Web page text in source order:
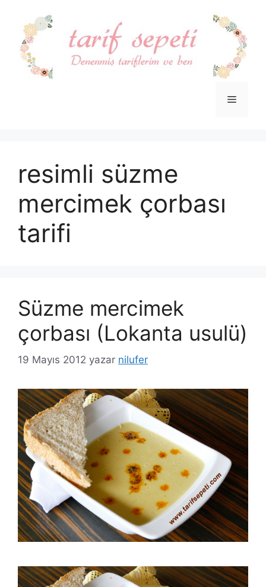
Menü
resimli süzme
mercimek çorbası
tarifi
Süzme mercimek
çorbası (Lokanta usulü)
19 Mayıs 2012 yazar nilufer